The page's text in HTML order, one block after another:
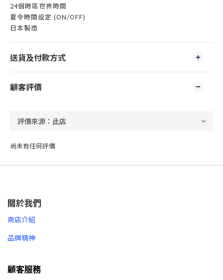
24個時區世界時間
夏令時間設定 (ON/OFF)
日本製造
送貨及付款方式
顧客評價
尚未有任何評價
關於我們
商店介紹
品牌精神
顧客服務